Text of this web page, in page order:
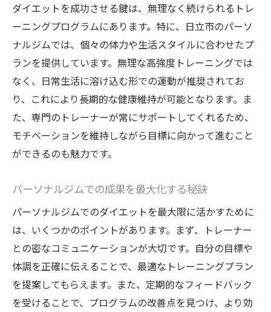
ダイエットを成功させる鍵は、無理なく続けられるトレ
ーニングプログラムにあります。特に、日立市のパーソ
ナルジムでは、個々の体力や生活スタイルに合わせたプ
ランを提供しています。無理な高強度トレーニングでは
なく、日常生活に溶け込む形での運動が推奨されてお
り、これにより長期的な健康維持が可能となります。ま
た、専門のトレーナーが常にサポートしてくれるため、
モチベーションを維持しながら目標に向かって進むこと
ができるのも魅力です。
パーソナルジムでの成果を最大化する秘訣
パーソナルジムでのダイエットを最大限に活かすために
は、いくつかのポイントがあります。まず、トレーナー
との密なコミュニケーションが大切です。自分の目標や
体調を正確に伝えることで、最適なトレーニングプラン
を提案してもらえます。また、定期的なフィードバック
を受けることで、プログラムの改善点を見つけ、より効